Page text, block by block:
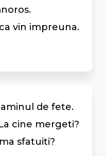
vin impreuna.
de fete.
cine mergeti?
sfatuiti?